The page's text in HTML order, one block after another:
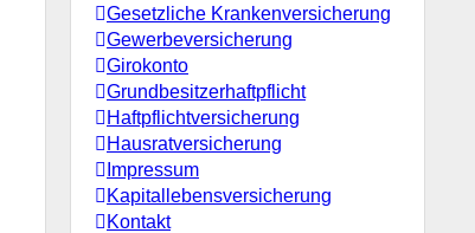
Gesetzliche Krankenversicherung
Gewerbeversicherung
Girokonto
Grundbesitzerhaftpflicht
Haftpflichtversicherung
Hausratversicherung
Impressum
Kapitallebensversicherung
Kontakt